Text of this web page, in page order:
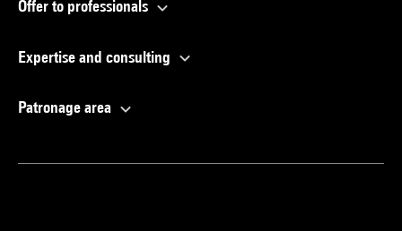
Offer to professionals
Expertise and consulting
Patronage area